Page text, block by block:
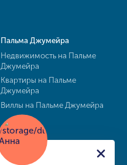
Пальма Джумейра
Недвижимость на Пальме
Джумейра
Квартиры на Пальме
Джумейра
Виллы на Пальме Джумейра